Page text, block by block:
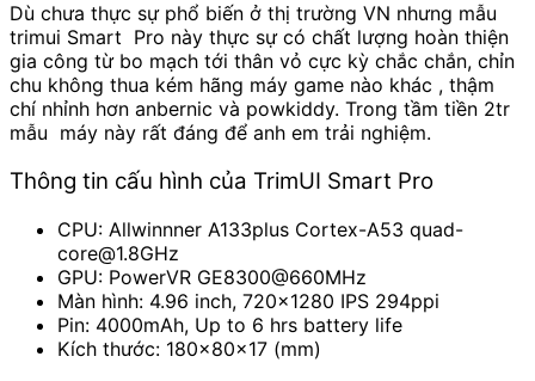
Dù chưa thực sự phổ biến ở thị trường VN nhưng mẫu
trimui Smart Pro này thực sự có chất lượng hoàn thiện
gia công từ bo mạch tới thân vỏ cực kỳ chắc chắn, chỉn
chu không thua kém hãng máy game nào khác , thậm
chí nhỉnh hơn anbernic và powkiddy. Trong tầm tiền 2tr
mẫu máy này rất đáng để anh em trải nghiệm.
Thông tin cấu hình của TrimUI Smart Pro
CPU: Allwinnner A133plus Cortex-A53 quad-
core@1.8GHz
GPU: PowerVR GE8300@660MHz
Màn hình: 4.96 inch, 720×1280 IPS 294ppi
Pin: 4000mAh, Up to 6 hrs battery life
Kích thước: 180x80x17 (mm)